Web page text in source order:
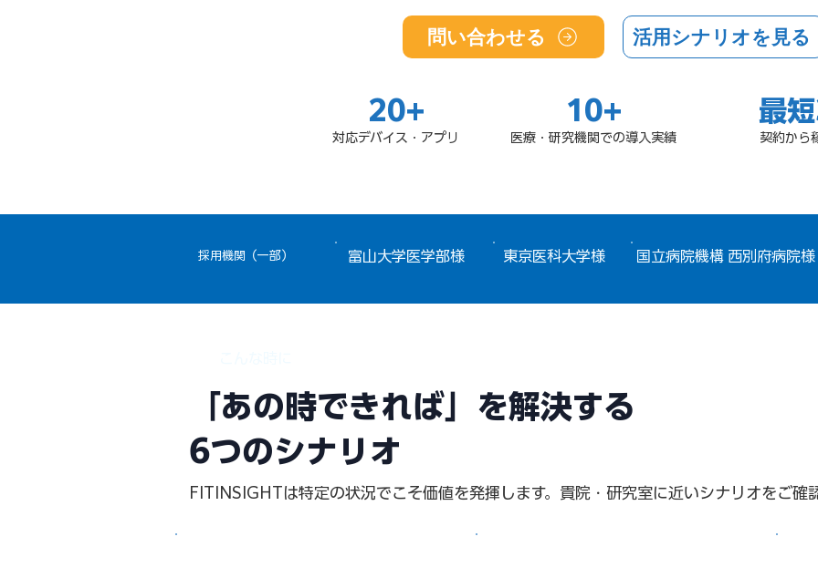
問い合わせる 活用シナリオを見る
20+
対応デバイス・アプリ
10+
医療・研究機関での導入実績
最
契約から
採用機関（一部） 富山大学医学部様 東京医科大学様 国立病院機構 西別府病院様
「あの時できれば」を解決する
6つのシナリオ
FITINSIGHTは特定の状況でこそ価値を発揮します。貴院・研究室に近いシナリオをご確